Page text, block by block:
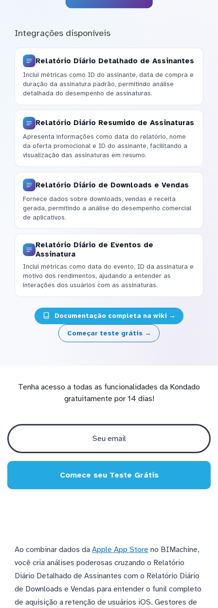
Integrações disponíveis
Relatório Diário Detalhado de Assinantes
Inclui métricas como ID do assinante, data de compra e
duração da assinatura padrão, permitindo análise
detalhada do desempenho de assinaturas.
Relatório Diário Resumido de Assinaturas
Apresenta informações como data do relatório, nome
da oferta promocional e ID do assinante, facilitando a
visualização das assinaturas em resumo.
Relatório Diário de Downloads e Vendas
Fornece dados sobre downloads, vendas e receita
gerada, permitindo a análise do desempenho comercial
de aplicativos.
Relatório Diário de Eventos de
Assinatura
Inclui métricas como data do evento, ID da assinatura e
motivo dos rendimentos, ajudando a entender as
interações dos usuários com as assinaturas.
Documentação completa na wiki →
Começar teste grátis →
Tenha acesso a todas as funcionalidades da Kondado
gratuitamente por 14 dias!
Comece seu Teste Grátis
Ao combinar dados da Apple App Store no BIMachine,
você cria análises poderosas cruzando o Relatório
Diário Detalhado de Assinantes com o Relatório Diário
de Downloads e Vendas para entender o funil completo
de aquisição a retenção de usuários iOS. Gestores de